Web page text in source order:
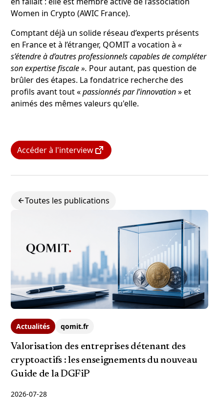
Women in Crypto (AWIC France).
Comptant déjà un solide réseau d’experts présents
en France et à l’étranger, QOMIT a vocation à«
s’étendre à d’autres professionnels capables de compléter
son expertise fiscale ». Pour autant, pas question de
brûler des étapes. La fondatrice recherche des
profils avant tout «passionnés par l’innovation» et
animés des mêmes valeurs qu'elle.
Accéder à l'interview
Toutes les publications
Actualités qomit.fr
Valorisation des entreprises détenant des
cryptoactifs : les enseignements du nouveau
Guide de la DGFiP
2026-07-28